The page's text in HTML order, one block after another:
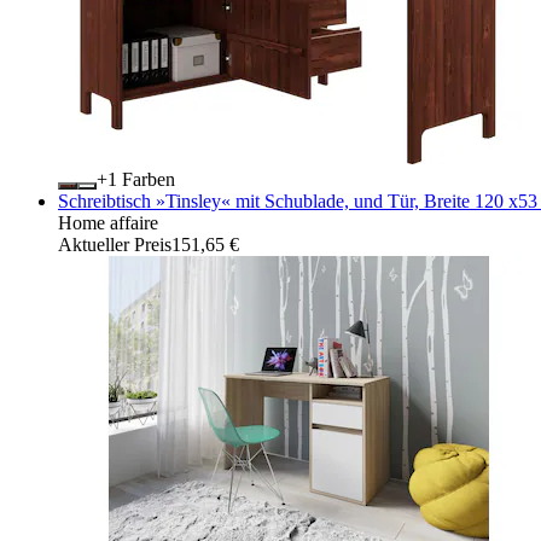
+
Farben
Schreibtisch »Tinsley« mit Schublade, und Tür, Breite 120 x53
Home affaire
Aktueller Preis151,65 €